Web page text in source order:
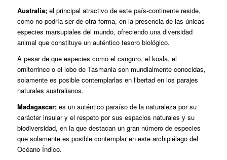
Australia;el principal atractivo de este país-continente reside,
como no podría ser de otra forma, en la presencia de las únicas
especies marsupiales del mundo, ofreciendo una diversidad
animal que constituye un auténtico tesoro biológico.
A pesar de que especies como el canguro, el koala, el
ornitorrinco o el lobo de Tasmania son mundialmente conocidas,
solamente es posible contemplarlas en libertad en los parajes
naturales australianos.
Madagascar;es un auténtico paraíso de la naturaleza por su
carácter insular y el respeto por sus espacios naturales y su
biodiversidad, en la que destacan un gran número de especies
que solamente es posible contemplar en este archipiélago del
Océano Índico.